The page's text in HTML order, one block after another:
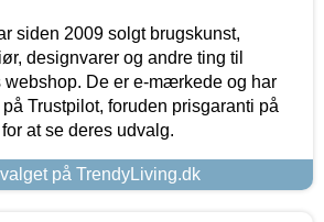
siden 2009 solgt brugskunst,
designvarer og andre ting til
webshop. De er e-mærkede og har
Trustpilot, foruden prisgaranti på
at se deres udvalg.
på TrendyLiving.dk